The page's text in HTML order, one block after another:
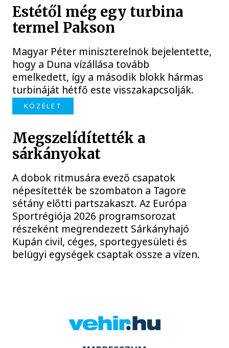
Estétől még egy turbina
termel Pakson
Magyar Péter miniszterelnök bejelentette,
hogy a Duna vízállása tovább
emelkedett, így a második blokk hármas
turbináját hétfő este visszakapcsolják.
KÖZÉLET
Megszelídítették a
sárkányokat
A dobok ritmusára evező csapatok
népesítették be szombaton a Tagore
sétány előtti partszakaszt. Az Európa
Sportrégiója 2026 programsorozat
részeként megrendezett Sárkányhajó
Kupán civil, céges, sportegyesületi és
belügyi egységek csaptak össze a vízen.